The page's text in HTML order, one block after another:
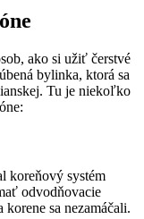
ako si užiť čerstvé
bylinka, ktorá sa
Tu je niekoľko
koreňový systém
odvodňovacie
sa nezamáčali.